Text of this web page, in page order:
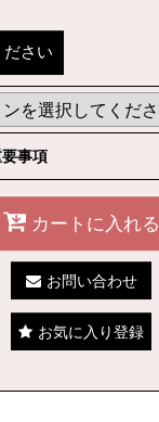
ださい
事項
カートに入れる
お問い合わせ
お気に入り登録